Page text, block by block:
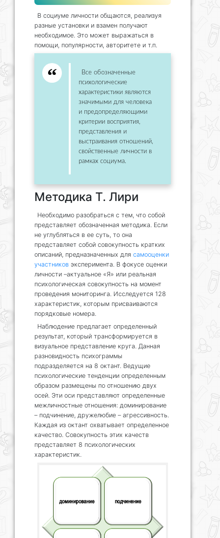
В социуме личности общаются, реализуя
разные установки и взамен получают
необходимое. Это может выражаться в
помощи, популярности, авторитете и т.п.
Все обозначенные
психологические
характеристики являются
значимыми для человека
и предопределяющими
критерии восприятия,
представления и
выстраивания отношений,
свойственные личности в
рамках социума.
Методика Т. Лири
Необходимо разобраться с тем, что собой
представляет обозначенная методика. Если
не углубляться в ее суть, то она
представляет собой совокупность кратких
описаний, предназначенных для самооценки
участников эксперимента. В фокусе оценки
личности –актуальное «Я» или реальная
психологическая совокупность на момент
проведения мониторинга. Исследуется 128
характеристик, которым присваиваются
порядковые номера.
Наблюдение предлагает определенный
результат, который трансформируется в
визуальное представление круга. Данная
разновидность психограммы
подразделяется на 8 октант. Ведущие
психологические тенденции определенным
образом размещены по отношению двух
осей. Эти оси представляют определенные
межличностные отношения: доминирование
– подчинение, дружелюбие – агрессивность.
Каждая из октант охватывает определенное
качество. Совокупность этих качеств
представляет 8 психологических
характеристик.